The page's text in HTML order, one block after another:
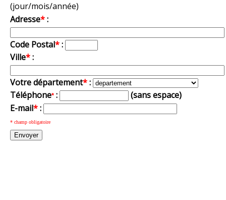
(jour/mois/année)
Adresse*:
Code Postal*:
Ville*:
Votre département*:
Téléphone* :
(sans espace)
E-mail*:
* champ obligatoire